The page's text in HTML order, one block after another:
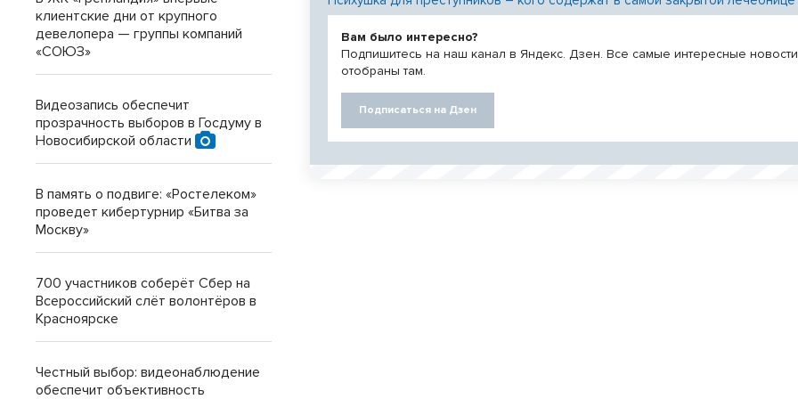
Вам было интересно?
Подпишитесь на наш канал в Яндекс. Дзен. Все самые интересные новости
отобраны там.
Подписаться на Дзен
клиентские дни от крупного
девелопера — группы компаний
«СОЮЗ»
Видеозапись обеспечит
прозрачность выборов в Госдуму в
Новосибирской области
В память о подвиге: «Ростелеком»
проведет кибертурнир «Битва за
Москву»
700 участников соберёт Сбер на
Всероссийский слёт волонтёров в
Красноярске
Честный выбор: видеонаблюдение
обеспечит объективность